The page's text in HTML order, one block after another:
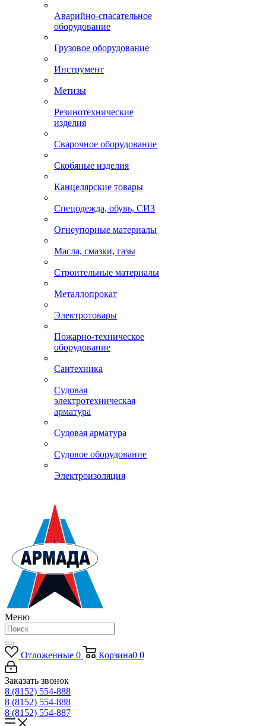
Аварийно-спасательное
оборудование
Грузовое оборудование
Инструмент
Метизы
Резинотехнические
изделия
Сварочное оборудование
Скобяные изделия
Канцелярские товары
Спецодежда, обувь, СИЗ
Огнеупорные материалы
Масла, смазки, газы
Строительные материалы
Металлопрокат
Электротовары
Пожарно-техническое
оборудование
Сантехника
Судовая
электротехническая
арматура
Судовая арматура
Судовое оборудование
Электроизоляция
Меню
Отложенные 0 Корзина0 0
Заказать звонок
8 (8152) 554-888
8 (8152) 554-888
8 (8152) 554-887